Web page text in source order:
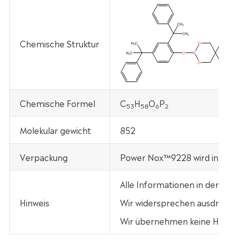
Chemische Struktur
Chemische Formel C53H58O6P2
Molekular gewicht 852
Verpackung Power Nox™9228 wird in
Hinweis
Alle Informationen in der
Wir widersprechen
Wir übernehmen keine